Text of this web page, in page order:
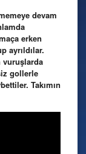
devam
erken
ayrıldılar.
vuruşlarda
gollerle
Takımın